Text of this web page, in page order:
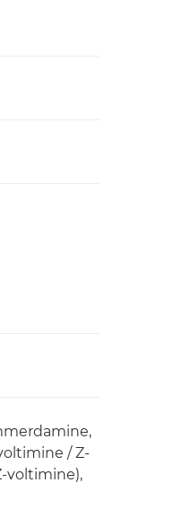
/ Z-
voltimine),